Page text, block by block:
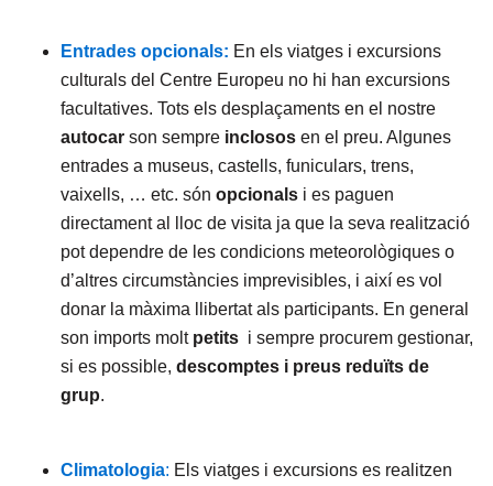
Entrades opcionals: En els viatges i excursions
culturals del Centre Europeu no hi han excursions
facultatives. Tots els desplaçaments en el nostre
autocar son sempre inclosos en el preu. Algunes
entrades a museus, castells, funiculars, trens,
vaixells, … etc. són opcionals i es paguen
directament al lloc de visita ja que la seva realització
pot dependre de les condicions meteorològiques o
d’altres circumstàncies imprevisibles, i així es vol
donar la màxima llibertat als participants. En general
son imports molt petits i sempre procurem gestionar,
si es possible, descomptes i preus reduïts de
grup.
Climatologia: Els viatges i excursions es realitzen